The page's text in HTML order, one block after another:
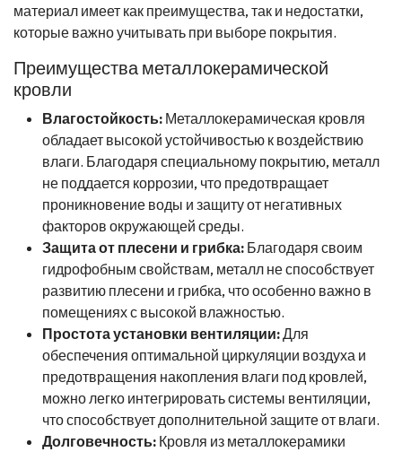
материал имеет как преимущества, так и недостатки,
которые важно учитывать при выборе покрытия.
Преимущества металлокерамической
кровли
Влагостойкость: Металлокерамическая кровля
обладает высокой устойчивостью к воздействию
влаги. Благодаря специальному покрытию, металл
не поддается коррозии, что предотвращает
проникновение воды и защиту от негативных
факторов окружающей среды.
Защита от плесени и грибка: Благодаря своим
гидрофобным свойствам, металл не способствует
развитию плесени и грибка, что особенно важно в
помещениях с высокой влажностью.
Простота установки вентиляции:Для
обеспечения оптимальной циркуляции воздуха и
предотвращения накопления влаги под кровлей,
можно легко интегрировать системы вентиляции,
что способствует дополнительной защите от влаги.
Долговечность: Кровля из металлокерамики